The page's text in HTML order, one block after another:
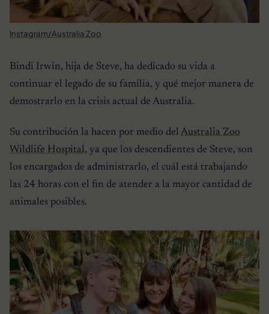
Instagram/Australia Zoo
Bindi Irwin, hija de Steve, ha dedicado su vida a
continuar el legado de su familia, y qué mejor manera de
demostrarlo en la crisis actual de Australia.
Su contribución la hacen por medio del Australia Zoo
Wildlife Hospital, ya que los descendientes de Steve, son
los encargados de administrarlo, el cuál está trabajando
las 24 horas con el fin de atender a la mayor cantidad de
animales posibles.